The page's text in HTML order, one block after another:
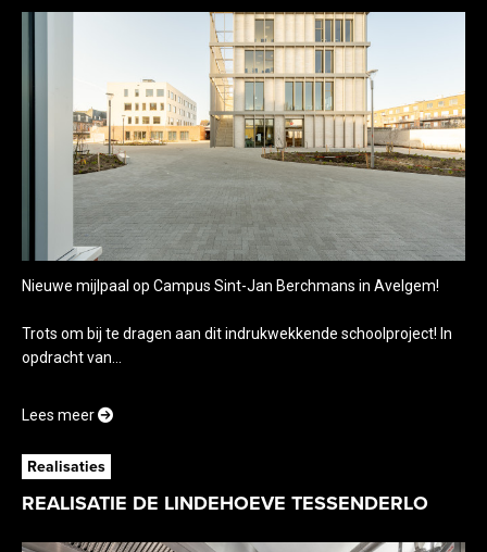
Nieuwe mijlpaal op Campus Sint-Jan Berchmans in Avelgem!
Trots om bij te dragen aan dit indrukwekkende schoolproject! In
opdracht van...
Lees meer
Realisaties
REALISATIE DE LINDEHOEVE TESSENDERLO